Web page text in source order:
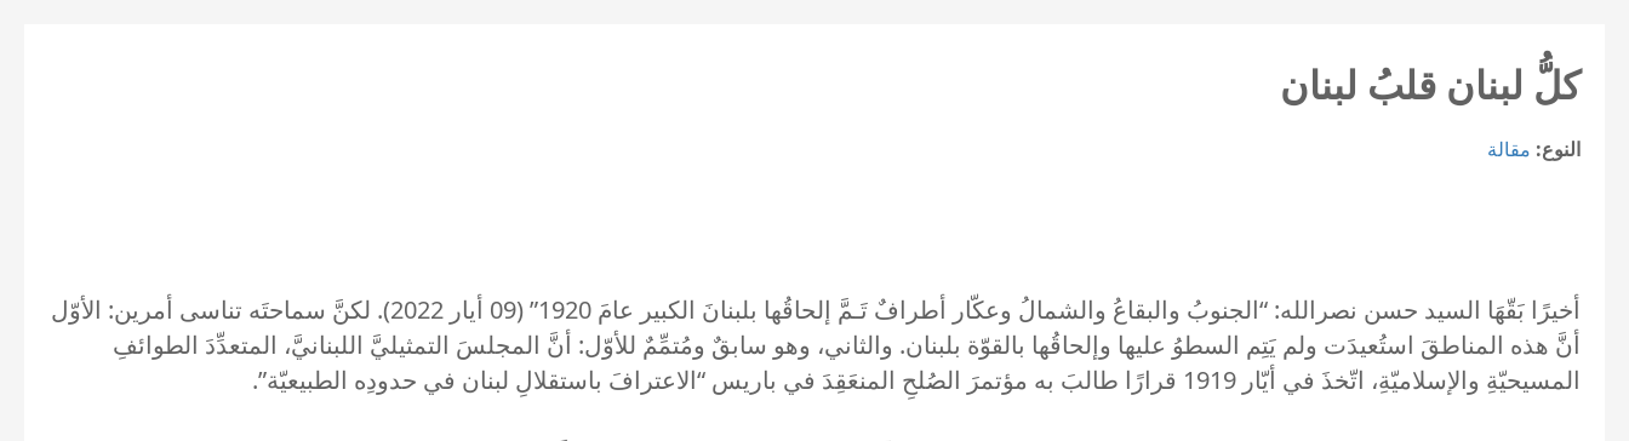
كلُّ لبنان قلبُ لبنان
النوع: مقالة
أخيرًا بَقّهَا السيد حسن نصرالله: “الجنوبُ والبقاعُ والشمالُ وعكّار أطرافٌ تَـمَّ إلحاقُها بلبنانَ الكبير عامَ 1920” (09 أيار 2022). لكنَّ سماحتَه تناسى أمرين: الأوّل
أنَّ هذه المناطقَ استُعيدَت ولم يَتِم السطوُ عليها وإلحاقُها بالقوّة بلبنان. والثاني، وهو سابقٌ ومُتمِّمٌ للأوّل: أنَّ المجلسَ التمثيليَّ اللبنانيَّ، المتعدِّدَ الطوائفِ
المسيحيّةِ والإسلاميّةِ، اتّخذَ في أيّار 1919 قرارًا طالبَ به مؤتمرَ الصُلحِ المنعَقِدَ في باريس “الاعترافَ باستقلالِ لبنان في حدودِه الطبيعيّة”.